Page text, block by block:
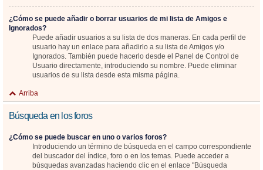
¿Cómo se puede añadir o borrar usuarios de mi lista de Amigos e
Ignorados?
Puede añadir usuarios a su lista de dos maneras. En cada perfil de
usuario hay un enlace para añadirlo a su lista de Amigos y/o
Ignorados. También puede hacerlo desde el Panel de Control de
Usuario directamente, introduciendo su nombre. Puede eliminar
usuarios de su lista desde esta misma página.
Arriba
Búsqueda en los foros
¿Cómo se puede buscar en uno o varios foros?
Introduciendo un término de búsqueda en el campo correspondiente
del buscador del índice, foro o en los temas. Puede acceder a
búsquedas avanzadas haciendo clic en el enlace "Búsqueda